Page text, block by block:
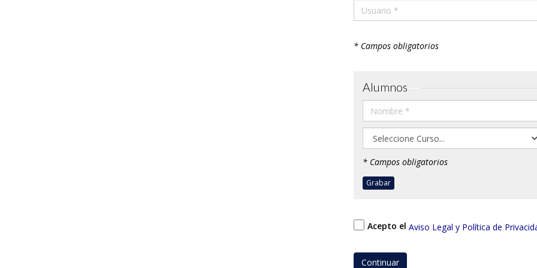
* Campos obligatorios
Alumnos
* Campos obligatorios
Grabar
Acepto el Aviso Legal y Política de
Continuar